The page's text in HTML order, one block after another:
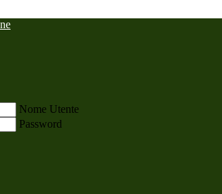
Nome Utente
Password